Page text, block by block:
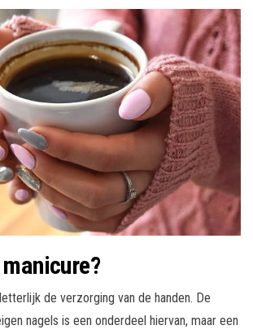
de verzorging van de handen. De
nagels is een onderdeel hiervan, maar een